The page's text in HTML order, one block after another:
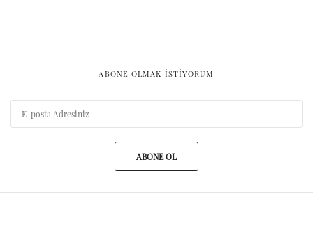
ABONE OLMAK ISTIYORUM
ABONE OL